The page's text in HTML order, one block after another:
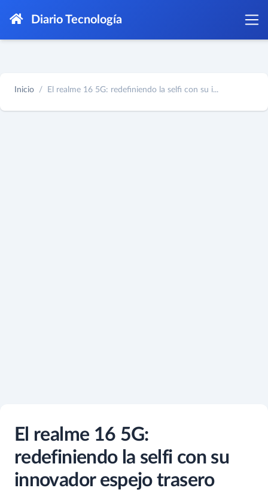
Diario Tecnología
Inicio El realme 16 5G: redefiniendo la selfi con su i...
El realme 16 5G:
redefiniendo la selfi con su
innovador espejo trasero